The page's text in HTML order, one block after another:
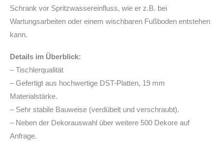
Schrank vor Spritzwassereinfluss, wie er z.B. bei
Wartungsarbeiten oder einem wischbaren Fußboden entstehen
kann.
Details im Überblick:
– Tischlerqualität
– Gefertigt aus hochwertige DST-Platten, 19 mm
Materialstärke.
– Sehr stabile Bauweise (verdübelt und verschraubt).
– Neben der Dekorauswahl über weitere 500 Dekore auf
Anfrage.